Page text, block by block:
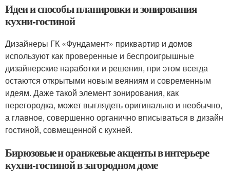
Идеи и способы планировки и зонирования
кухни-гостиной
Дизайнеры ГК «Фундамент» приквартир и домов
используют как проверенные и беспроигрышные
дизайнерские наработки и решения, при этом всегда
остаются открытыми новым веяниям и современным
идеям. Даже такой элемент зонирования, как
перегородка, может выглядеть оригинально и необычно,
а главное, совершенно органично вписываться в дизайн
гостиной, совмещенной с кухней.
Бирюзовые и оранжевые акценты в интерьере
кухни-гостиной в загородном доме